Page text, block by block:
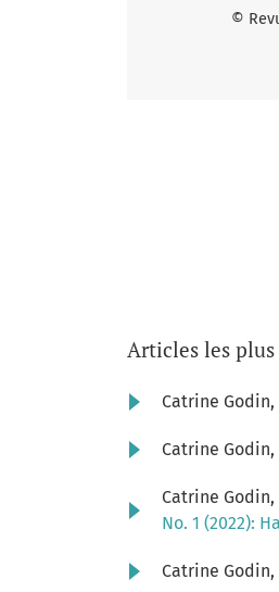
©
Articles les
Catrine Godin,
Catrine Godin,
Catrine Godin,
No. 1 (2022):
Catrine Godin,